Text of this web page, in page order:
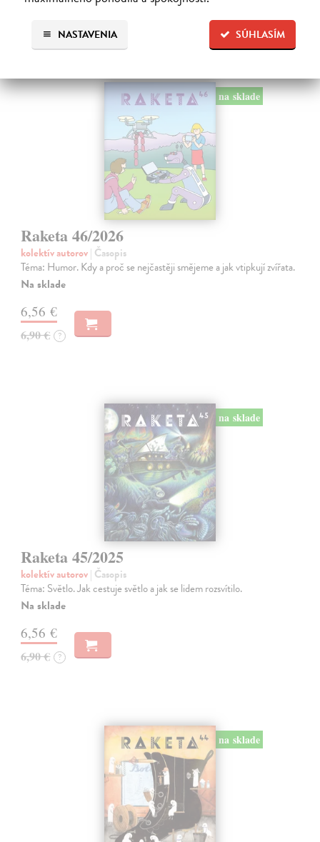
SÚHLASÍM
NASTAVENIA
na sklade
Raketa 46/2026
kolektív autorov| Časopis
Téma: Humor. Kdy a proč se nejčastěji smějeme a jak vtipkují zvířata.
Na sklade
6,56 €
6,90 € ?
na sklade
Raketa 45/2025
kolektív autorov| Časopis
Téma: Světlo. Jak cestuje světlo a jak se lidem rozsvítilo.
Na sklade
6,56 €
6,90 € ?
na sklade